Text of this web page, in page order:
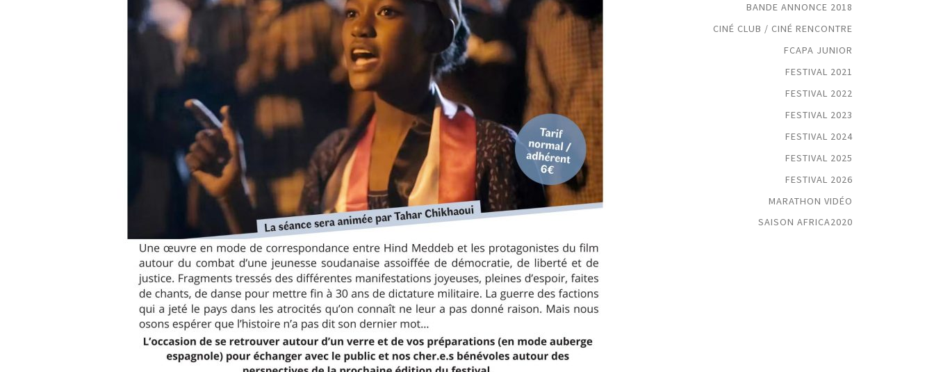
BANDE ANNONCE 2018
CINÉ CLUB / CINÉ RENCONTRE
FCAPA JUNIOR
FESTIVAL 2021
FESTIVAL 2022
FESTIVAL 2023
FESTIVAL 2024
FESTIVAL 2025
FESTIVAL 2026
MARATHON VIDÉO
SAISON AFRICA2020